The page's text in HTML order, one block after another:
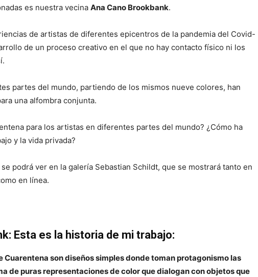
es nuestra vecina Ana Cano Brookbank.
de artistas de diferentes epicentros de la pandemia del Covid-
de un proceso creativo en el que no hay contacto físico ni los
partes del mundo, partiendo de los mismos nueve colores, han
una alfombra conjunta.
para los artistas en diferentes partes del mundo? ¿Cómo ha
y la vida privada?
podrá ver en la galería Sebastian Schildt, que se mostrará tanto en
en línea.
Esta es la historia de mi trabajo:
Cuarentena son diseños simples donde toman protagonismo las
de puras representaciones de color que dialogan con objetos que